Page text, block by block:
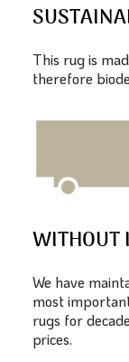
This rug is
therefore
WITHOUT
We have
most
rugs for
prices.